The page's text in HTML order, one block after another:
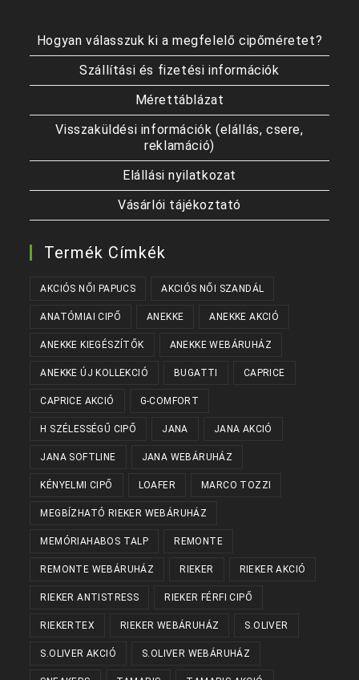
Hogyan válasszuk ki a megfelelő cipőméretet?
Szállítási és fizetési információk
Mérettáblázat
Visszaküldési információk (elállás, csere,
reklamáció)
Elállási nyilatkozat
Vásárlói tájékoztató
Termék Címkék
AKCIÓS NŐI PAPUCS AKCIÓS NŐI SZANDÁL
ANATÓMIAI CIPŐ ANEKKE ANEKKE AKCIÓ
ANEKKE KIEGÉSZÍTŐK ANEKKE WEBÁRUHÁZ
ANEKKE ÚJ KOLLEKCIÓ BUGATTI CAPRICE
CAPRICE AKCIÓ G-COMFORT
H SZÉLESSÉGŰ CIPŐ JANA JANA AKCIÓ
JANA SOFTLINE JANA WEBÁRUHÁZ
KÉNYELMI CIPŐ LOAFER MARCO TOZZI
MEGBÍZHATÓ RIEKER WEBÁRUHÁZ
MEMÓRIAHABOS TALP REMONTE
REMONTE WEBÁRUHÁZ RIEKER RIEKER AKCIÓ
RIEKER ANTISTRESS RIEKER FÉRFI CIPŐ
RIEKERTEX RIEKER WEBÁRUHÁZ S.OLIVER
S.OLIVER AKCIÓ S.OLIVER WEBÁRUHÁZ